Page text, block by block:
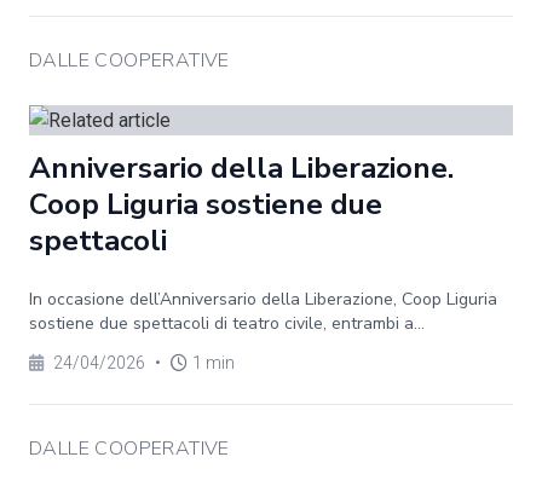
DALLE COOPERATIVE
Anniversario della Liberazione.
Coop Liguria sostiene due
spettacoli
In occasione dell’Anniversario della Liberazione, Coop Liguria
sostiene due spettacoli di teatro civile, entrambi a...
24/04/2026 • 1 min
DALLE COOPERATIVE